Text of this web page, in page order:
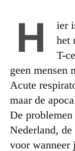
H
ier
het
T-
geen mensen
Acute
maar de
De
Nederland,
voor wanneer